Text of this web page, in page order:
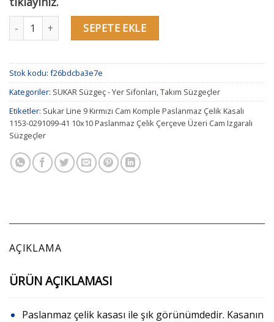
Sukar Line 9 Kırmızı Cam Komple Paslanmaz Çelik Kasalı
SEPETE EKLE
Stok kodu: f26bdcba3e7e
Kategoriler: SUKAR Süzgeç - Yer Sifonları,Takım Süzgeçler
Etiketler: Sukar Line 9 Kırmızı Cam Komple Paslanmaz Çelik Kasalı
1153-0291099-41 10x10 Paslanmaz Çelik Çerçeve Üzeri Cam Izgaralı
Süzgeçler
AÇIKLAMA
ÜRÜN AÇIKLAMASI
Paslanmaz çelik kasası ile şık görünümdedir. Kasanın